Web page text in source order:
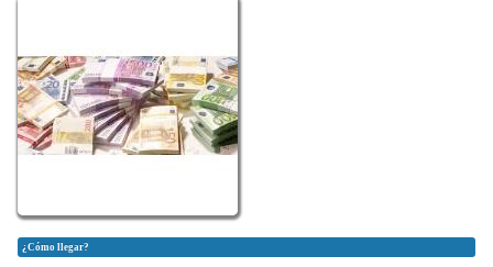
¿Cómo llegar?